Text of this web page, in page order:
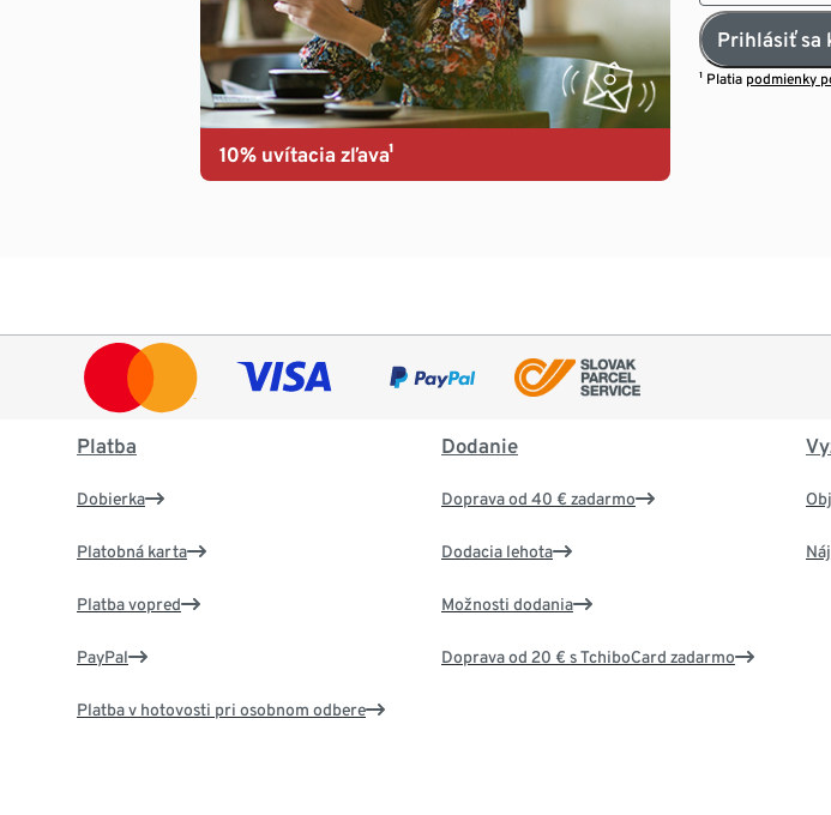
10% uvítacia zľava¹
Prihlásiť sa
¹ Platia podmienky
Platba
Dobierka
Platobná karta
Platba vopred
PayPal
Platba v hotovosti pri osobnom odbere
Dodanie
Doprava od 40 € zadarmo
Dodacia lehota
Možnosti dodania
Doprava od 20 € s TchiboCard zadarmo